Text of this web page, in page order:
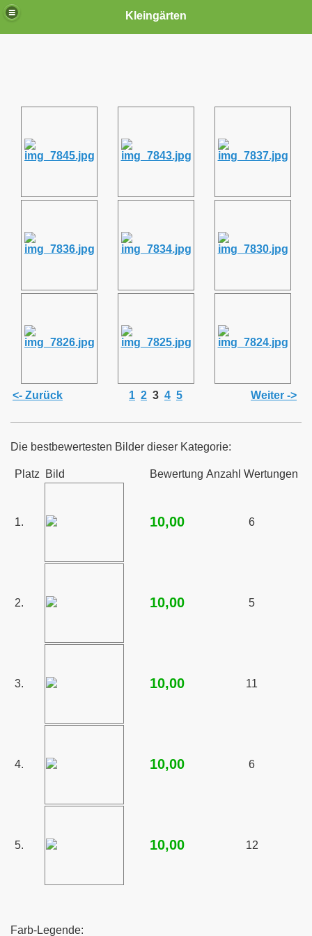
Kleingärten
<- Zurück 1 2 3 4 5 Weiter ->
Die bestbewertesten Bilder dieser Kategorie:
Platz Bild Bewertung Anzahl Wertungen
1. 10,00 6
2. 10,00 5
3. 10,00 11
4. 10,00 6
5. 10,00 12
Farb-Legende: